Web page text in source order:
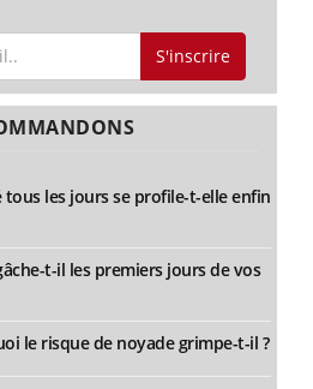
S'inscrire
les jours se profile-t-elle enfin
t-il les premiers jours de vos
le risque de noyade grimpe-t-il ?